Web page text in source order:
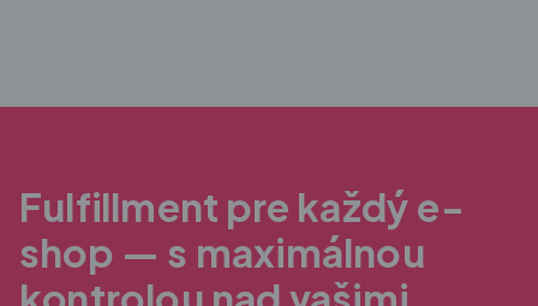
Fulfillment pre každý e-
shop — s maximálnou